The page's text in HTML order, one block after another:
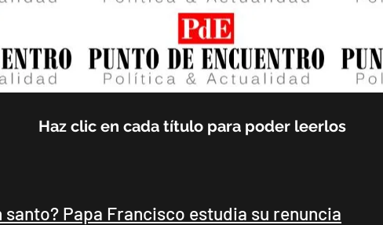
Haz clic en cada título para poder leerlos
santo? Papa Francisco estudia su renuncia